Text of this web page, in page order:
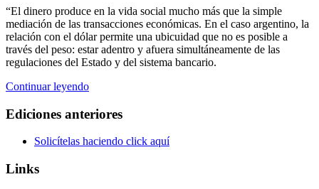
“El dinero produce en la vida social mucho más que la simple
mediación de las transacciones económicas. En el caso argentino, la
relación con el dólar permite una ubicuidad que no es posible a
través del peso: estar adentro y afuera simultáneamente de las
regulaciones del Estado y del sistema bancario.
Continuar leyendo
Ediciones anteriores
Solicítelas haciendo click aquí
Links